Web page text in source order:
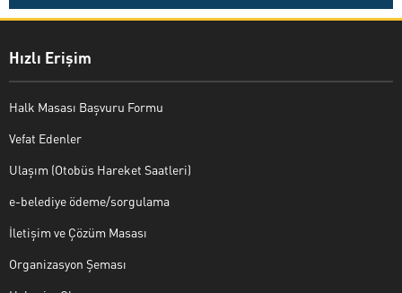
Hızlı Erişim
Halk Masası Başvuru Formu
Vefat Edenler
Ulaşım (Otobüs Hareket Saatleri)
e-belediye ödeme/sorgulama
İletişim ve Çözüm Masası
Organizasyon Şeması